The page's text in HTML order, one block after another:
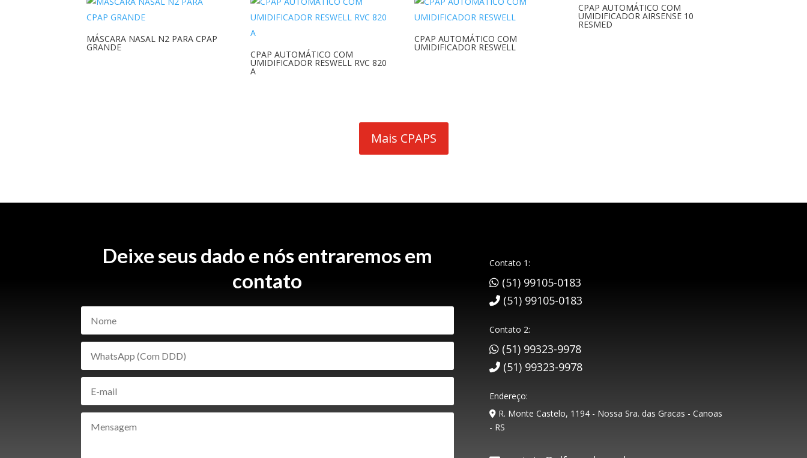
MÁSCARA NASAL N2 PARA CPAP
GRANDE
CPAP AUTOMÁTICO COM
UMIDIFICADOR RESWELL RVC 820
A
CPAP AUTOMÁTICO COM
UMIDIFICADOR RESWELL
CPAP AUTOMÁTICO COM
UMIDIFICADOR AIRSENSE 10
RESMED
Mais CPAPS
Deixe seus dado e nós entraremos em
contato
Contato 1:
(51) 99105-0183
(51) 99105-0183
Contato 2:
(51) 99323-9978
(51) 99323-9978
Endereço:
R. Monte Castelo, 1194 - Nossa Sra. das Gracas - Canoas
- RS